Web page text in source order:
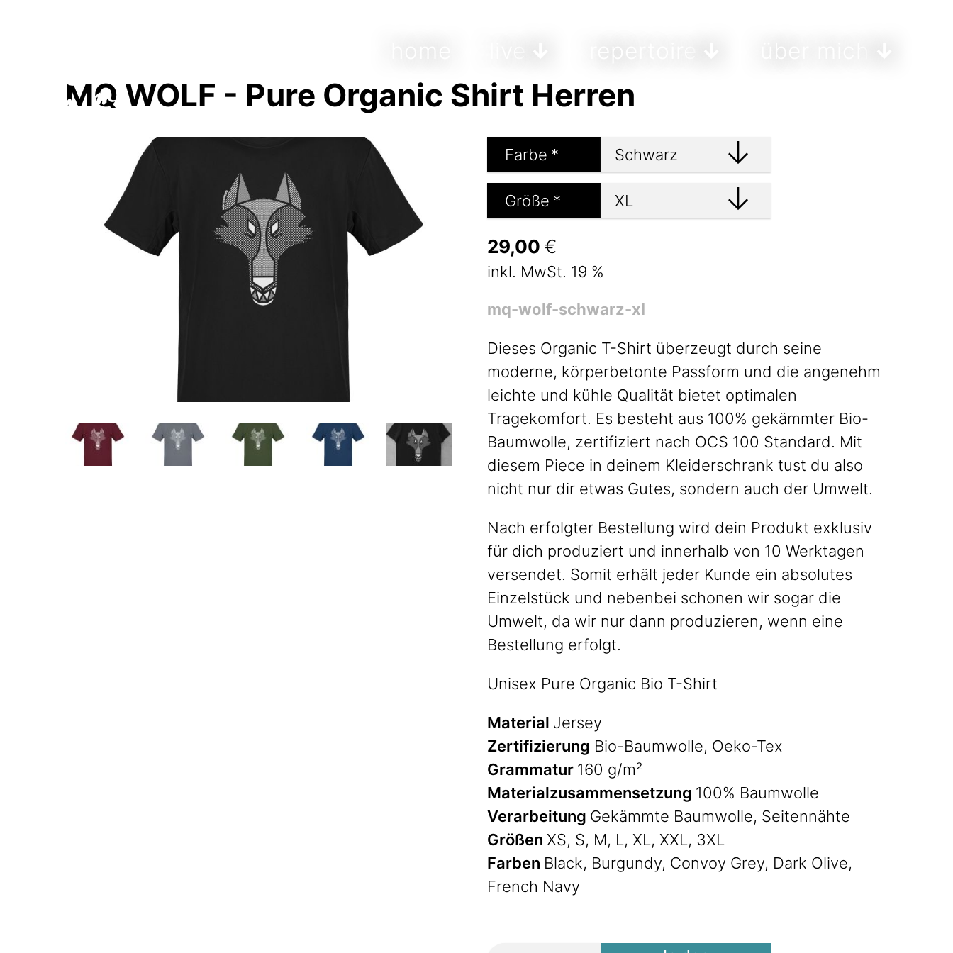
MQ WOLF - Pure Organic Shirt Herren
Farbe *
Größe *
29,00 €
inkl. MwSt. 19 %
mq-wolf-schwarz-xl
Dieses Organic T-Shirt überzeugt durch seine
moderne, körperbetonte Passform und die angenehm
leichte und kühle Qualität bietet optimalen
Tragekomfort. Es besteht aus 100% gekämmter Bio-
Baumwolle, zertifiziert nach OCS 100 Standard. Mit
diesem Piece in deinem Kleiderschrank tust du also
nicht nur dir etwas Gutes, sondern auch der Umwelt.
Nach erfolgter Bestellung wird dein Produkt exklusiv
für dich produziert und innerhalb von 10 Werktagen
versendet. Somit erhält jeder Kunde ein absolutes
Einzelstück und nebenbei schonen wir sogar die
Umwelt, da wir nur dann produzieren, wenn eine
Bestellung erfolgt.
Unisex Pure Organic Bio T-Shirt
Material Jersey
Zertifizierung Bio-Baumwolle, Oeko-Tex
Grammatur 160 g/m²
Materialzusammensetzung 100% Baumwolle
Verarbeitung Gekämmte Baumwolle, Seitennähte
Größen XS, S, M, L, XL, XXL, 3XL
Farben Black, Burgundy, Convoy Grey, Dark Olive,
French Navy